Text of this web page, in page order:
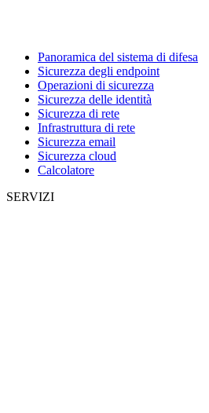
Panoramica del sistema di difesa
Sicurezza degli endpoint
Operazioni di sicurezza
Sicurezza delle identità
Sicurezza di rete
Infrastruttura di rete
Sicurezza email
Sicurezza cloud
Calcolatore
SERVIZI